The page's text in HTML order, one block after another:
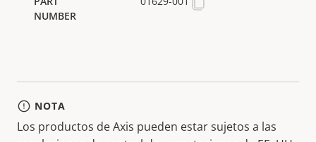
NOTA
Los productos de Axis pueden estar sujetos a las